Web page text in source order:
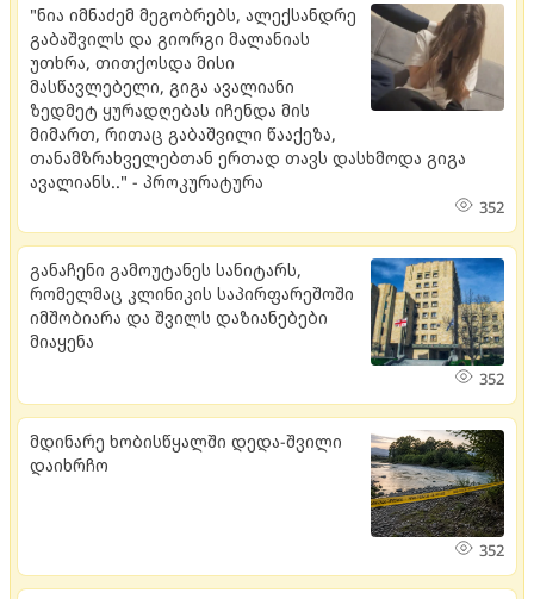
"ნია იმნაძემ მეგობრებს, ალექსანდრე
გაბაშვილს და გიორგი მალანიას
უთხრა, თითქოსდა მისი
მასწავლებელი, გიგა ავალიანი
ზედმეტ ყურადღებას იჩენდა მის
მიმართ, რითაც გაბაშვილი წააქეზა,
თანამზრახველებთან ერთად თავს დასხმოდა გიგა
ავალიანს.." - პროკურატურა
352
განაჩენი გამოუტანეს სანიტარს,
რომელმაც კლინიკის საპირფარეშოში
იმშობიარა და შვილს დაზიანებები
მიაყენა
352
მდი­ნა­რე ხო­ბის­წყალ­ში დედა-შვი­ლი
და­იხ­რჩო
352